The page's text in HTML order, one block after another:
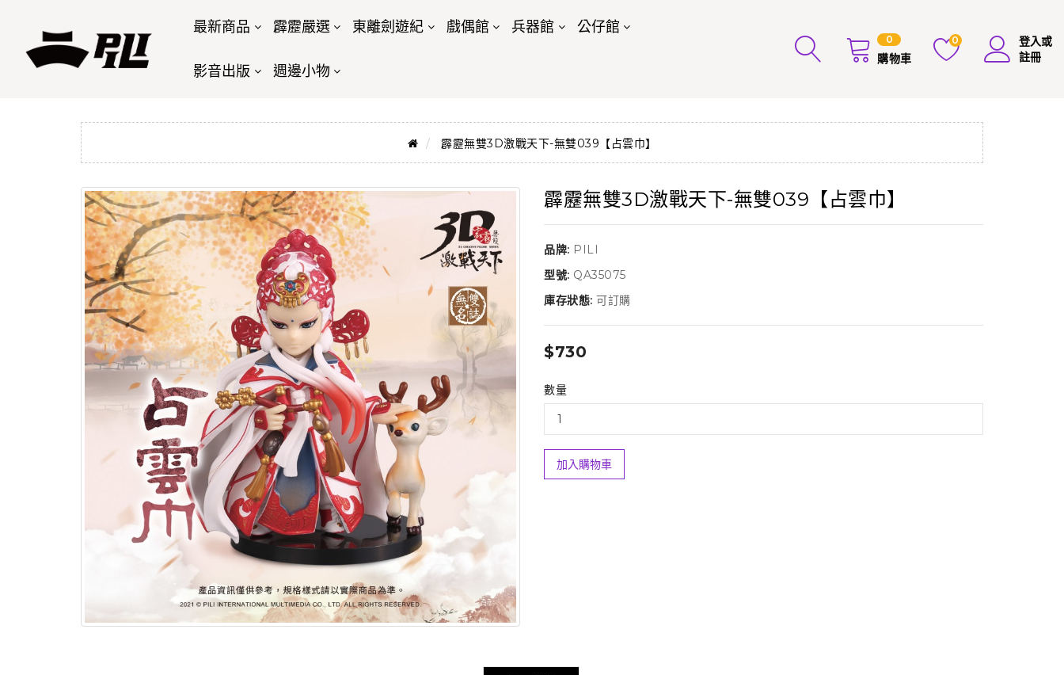
最新商品 霹靂嚴選 東離劍遊紀 戲偶館 兵器館 公仔館
影音出版 週邊小物
0
購物車
0
登入或
註冊
霹靂無雙3D激戰天下-無雙039【占雲巾】
霹靂無雙3D激戰天下-無雙039【占雲巾】
品牌: PILI
型號: QA35075
庫存狀態: 可訂購
$730
數量
加入購物車